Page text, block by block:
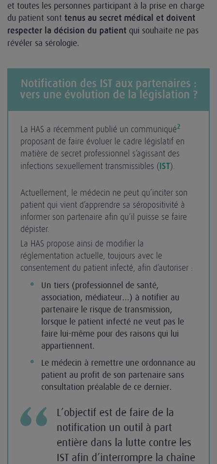
et toutes les personnes participant à la prise en charge
du patient sont tenus au secret médical et doivent
respecter la décision du patient qui souhaite ne pas
révéler sa sérologie.
Notification des IST aux partenaires :
vers une évolution de la législation ?
La HAS a récemment publié un communiqué2
proposant de faire évoluer le cadre législatif en
matière de secret professionnel s’agissant des
infections sexuellement transmissibles ( IST).
Actuellement, le médecin ne peut qu’inciter son
patient qui vient d’apprendre sa séropositivité à
informer son partenaire afin qu’il puisse se faire
dépister.
La HAS propose ainsi de modifier la
réglementation actuelle, toujours avec le
consentement du patient infecté, afin d’autoriser :
Un tiers (professionnel de santé,
association, médiateur…) à notifier au
partenaire le risque de transmission,
lorsque le patient infecté ne veut pas le
faire lui-même pour des raisons qui lui
appartiennent.
Le médecin à remettre une ordonnance au
patient au profit de son partenaire sans
consultation préalable de ce dernier.
L’objectif est de faire de la
notification un outil à part
entière dans la lutte contre les
IST afin d’interrompre la chaîne